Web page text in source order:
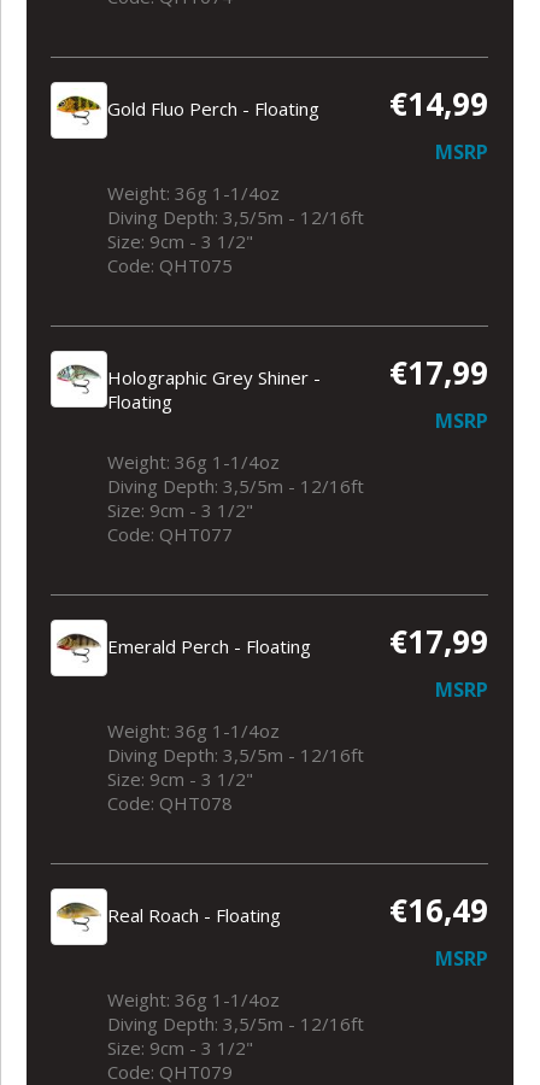
Gold Fluo Perch - Floating €14,99
MSRP
Weight: 36g 1-1/4oz
Diving Depth: 3,5/5m - 12/16ft
Size: 9cm - 3 1/2"
Code: QHT075
Holographic Grey Shiner -
Floating
€17,99
MSRP
Weight: 36g 1-1/4oz
Diving Depth: 3,5/5m - 12/16ft
Size: 9cm - 3 1/2"
Code: QHT077
Emerald Perch - Floating €17,99
MSRP
Weight: 36g 1-1/4oz
Diving Depth: 3,5/5m - 12/16ft
Size: 9cm - 3 1/2"
Code: QHT078
Real Roach - Floating €16,49
MSRP
Weight: 36g 1-1/4oz
Diving Depth: 3,5/5m - 12/16ft
Size: 9cm - 3 1/2"
Code: QHT079